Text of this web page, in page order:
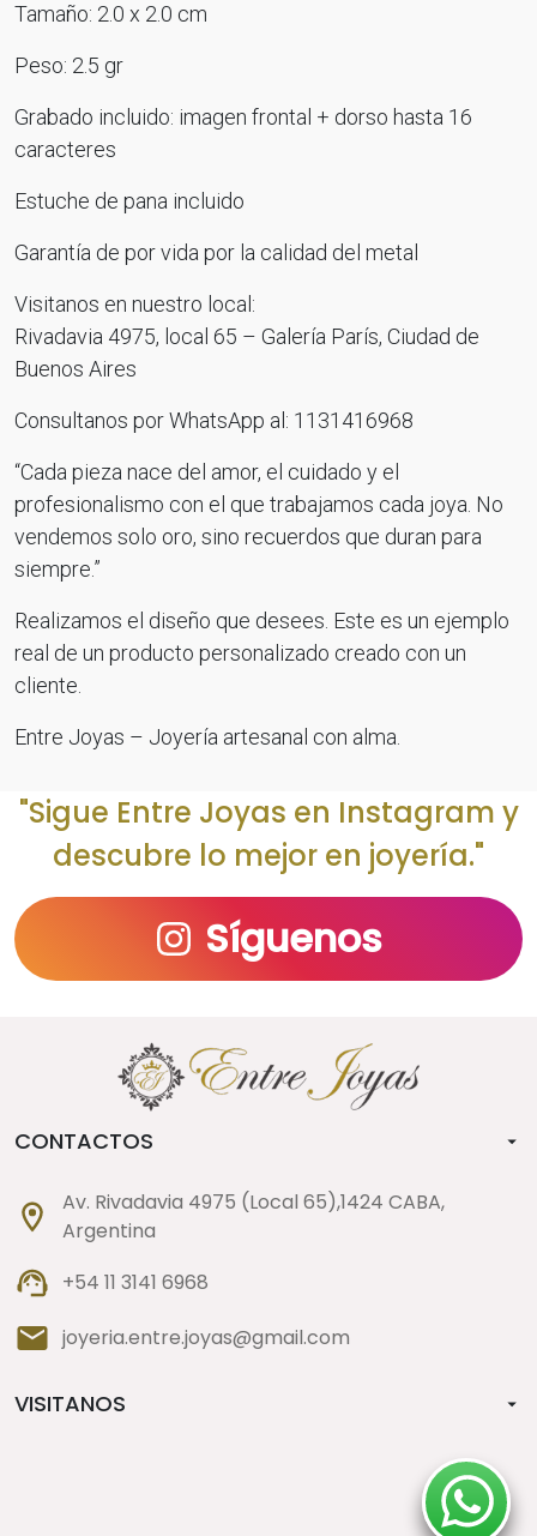
Tamaño: 2.0 x 2.0 cm
Peso: 2.5 gr
Grabado incluido: imagen frontal + dorso hasta 16
caracteres
Estuche de pana incluido
Garantía de por vida por la calidad del metal
Visitanos en nuestro local:
Rivadavia 4975, local 65 – Galería París, Ciudad de
Buenos Aires
Consultanos por WhatsApp al: 1131416968
“Cada pieza nace del amor, el cuidado y el
profesionalismo con el que trabajamos cada joya. No
vendemos solo oro, sino recuerdos que duran para
siempre.”
Realizamos el diseño que desees. Este es un ejemplo
real de un producto personalizado creado con un
cliente.
Entre Joyas – Joyería artesanal con alma.
"Sigue Entre Joyas en Instagram y
descubre lo mejor en joyería."
Síguenos
CONTACTOS
Av. Rivadavia 4975 (Local 65),1424 CABA,
Argentina
+54 11 3141 6968
joyeria.entre.joyas@gmail.com
VISITANOS